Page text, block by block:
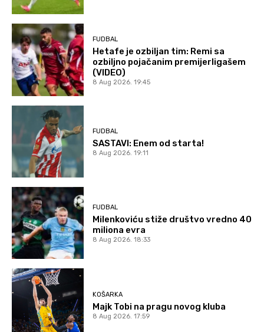
FUDBAL
Hetafe je ozbiljan tim: Remi sa
ozbiljno pojačanim premijerligašem
(VIDEO)
8 Aug 2026. 19:45
FUDBAL
SASTAVI: Enem od starta!
8 Aug 2026. 19:11
FUDBAL
Milenkoviću stiže društvo vredno 40
miliona evra
8 Aug 2026. 18:33
KOŠARKA
Majk Tobi na pragu novog kluba
8 Aug 2026. 17:59